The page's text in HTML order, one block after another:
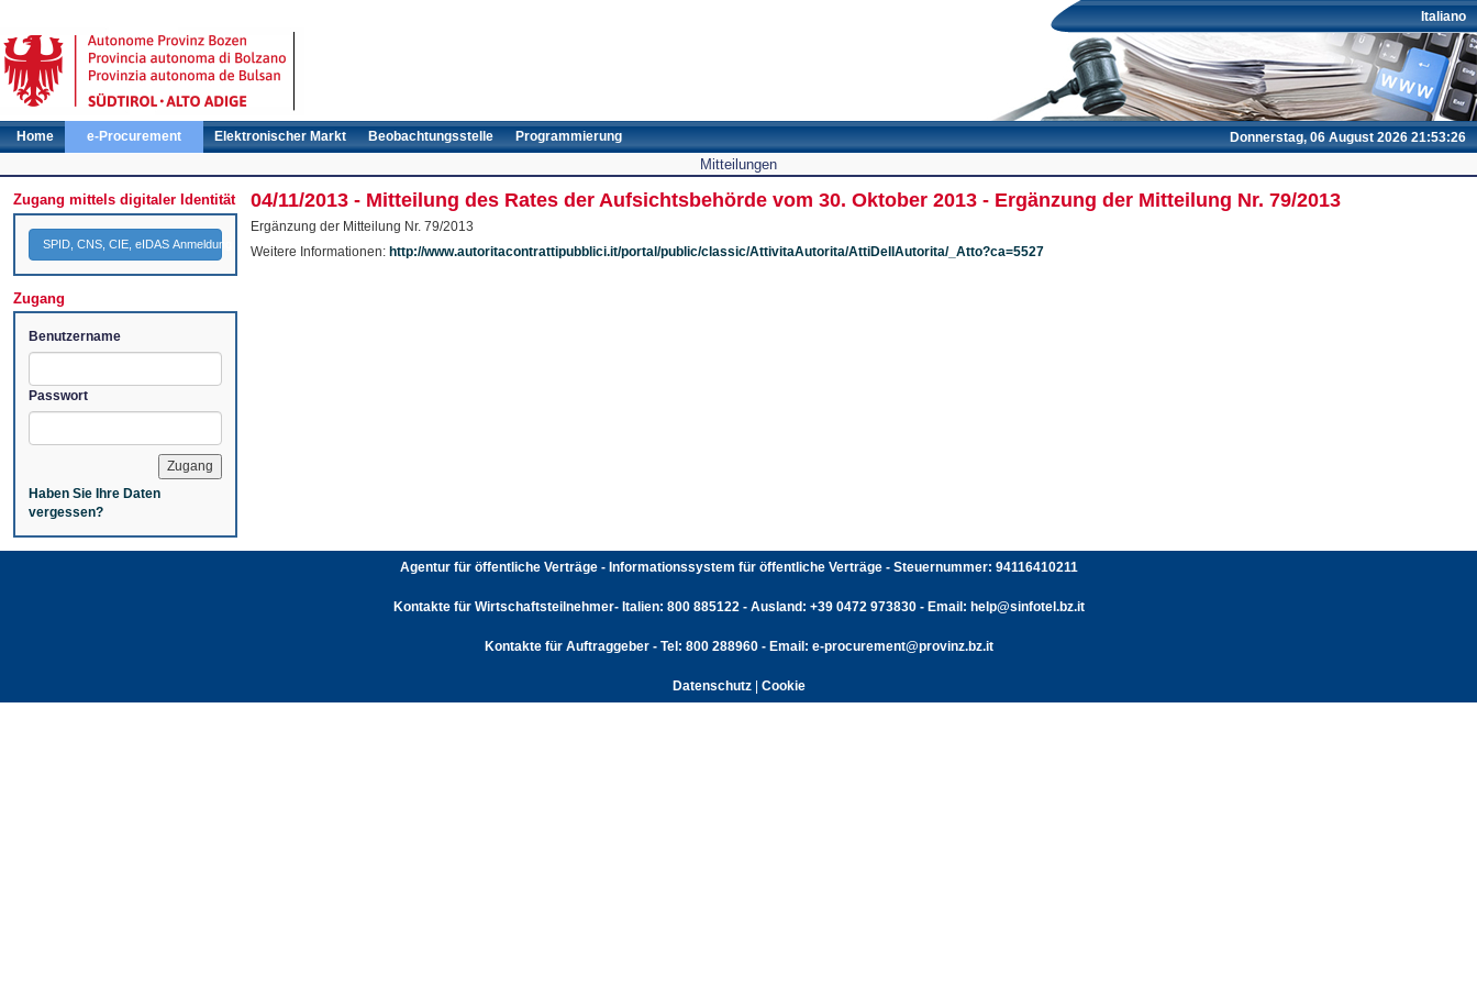
Italiano
Donnerstag, 06 August 2026 21:53:26
Home e-Procurement Elektronischer Markt Beobachtungsstelle Programmierung
Mitteilungen
Zugang mittels digitaler Identität
SPID, CNS, CIE, eIDAS Anmeldung
Zugang
Benutzername
Passwort
Haben Sie Ihre Daten
vergessen?
04/11/2013 - Mitteilung des Rates der Aufsichtsbehörde vom 30. Oktober 2013 - Ergänzung der Mitteilung Nr. 79/2013
Ergänzung der Mitteilung Nr. 79/2013
Weitere Informationen: http://www.autoritacontrattipubblici.it/portal/public/classic/AttivitaAutorita/AttiDellAutorita/_Atto?ca=5527
Agentur für öffentliche Verträge - Informationssystem für öffentliche Verträge - Steuernummer: 94116410211
Kontakte für Wirtschaftsteilnehmer- Italien: 800 885122 - Ausland: +39 0472 973830 - Email: help@sinfotel.bz.it
Kontakte für Auftraggeber - Tel: 800 288960 - Email: e-procurement@provinz.bz.it
Datenschutz| Cookie